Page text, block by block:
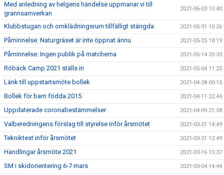
Med anledning av helgens händelse uppmanar vi till
grannsamverkan
2021-06-03 15:40
Klubbstugan och omklädningsrum tillfälligt stängda 2021-05-31 10:26
Påminnelse: Naturgräset är inte öppnat ännu 2021-05-25 18:19
Påminnelse: Ingen publik på matcherna 2021-05-14 20:33
Röbäck Camp 2021 ställs in 2021-05-04 11:25
Länk till uppstartsmöte bollek 2021-04-28 00:15
Bollek för barn födda 2015 2021-04-11 22:44
Uppdaterade coronabestämmelser 2021-04-09 21:58
Valberedningens förslag till styrelse inför årsmötet 2021-03-21 14:49
Tekniktest inför årsmötet 2021-03-21 12:49
Handlingar årsmöte 2021 2021-03-16 15:37
SM i skidorientering 6-7 mars 2021-03-04 14:44